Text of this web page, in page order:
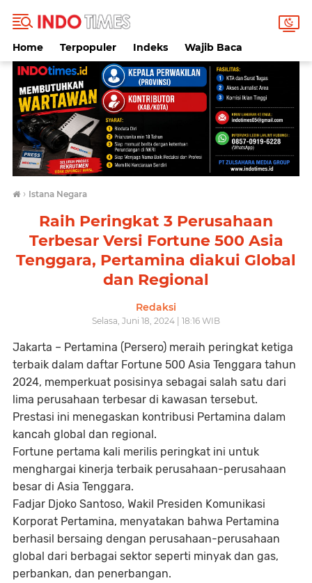
Home Terpopuler Indeks Wajib Baca
› Istana Negara
Raih Peringkat 3 Perusahaan
Terbesar Versi Fortune 500 Asia
Tenggara, Pertamina diakui Global
dan Regional
Redaksi
Selasa, Juni 18, 2024 | 18:16 WIB
Jakarta – Pertamina (Persero) meraih peringkat ketiga
terbaik dalam daftar Fortune 500 Asia Tenggara tahun
2024, memperkuat posisinya sebagai salah satu dari
lima perusahaan terbesar di kawasan tersebut.
Prestasi ini menegaskan kontribusi Pertamina dalam
kancah global dan regional.
Fortune pertama kali merilis peringkat ini untuk
menghargai kinerja terbaik perusahaan-perusahaan
besar di Asia Tenggara.
Fadjar Djoko Santoso, Wakil Presiden Komunikasi
Korporat Pertamina, menyatakan bahwa Pertamina
berhasil bersaing dengan perusahaan-perusahaan
global dari berbagai sektor seperti minyak dan gas,
perbankan, dan penerbangan.